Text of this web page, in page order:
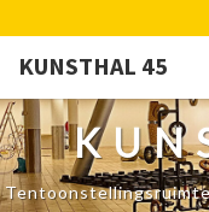
KUNSTHAL 45